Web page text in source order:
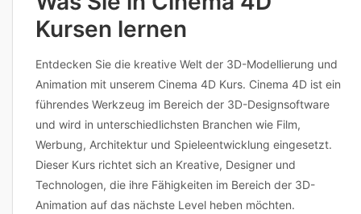
Kursen lernen
Entdecken Sie die kreative Welt der 3D-Modellierung und
Animation mit unserem Cinema 4D Kurs. Cinema 4D ist ein
führendes Werkzeug im Bereich der 3D-Designsoftware
und wird in unterschiedlichsten Branchen wie Film,
Werbung, Architektur und Spieleentwicklung eingesetzt.
Dieser Kurs richtet sich an Kreative, Designer und
Technologen, die ihre Fähigkeiten im Bereich der 3D-
Animation auf das nächste Level heben möchten.